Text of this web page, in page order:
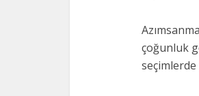
çoğunluk
seçimlerde